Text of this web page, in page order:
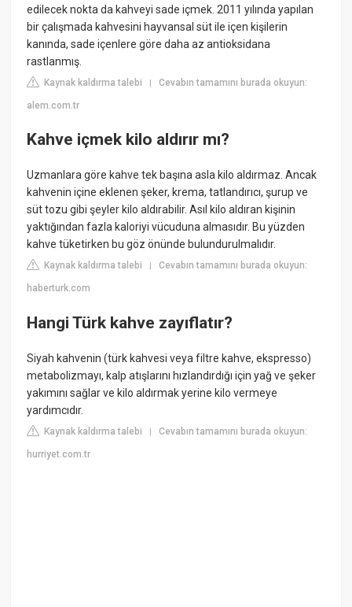
edilecek nokta da kahveyi sade içmek. 2011 yılında yapılan
bir çalışmada kahvesini hayvansal süt ile içen kişilerin
kanında, sade içenlere göre daha az antioksidana
rastlanmış.
Kaynak kaldırma talebi |Cevabın tamamını burada okuyun:
alem.com.tr
Kahve içmek kilo aldırır mı?
Uzmanlara göre kahve tek başına asla kilo aldırmaz. Ancak
kahvenin içine eklenen şeker, krema, tatlandırıcı, şurup ve
süt tozu gibi şeyler kilo aldırabilir. Asıl kilo aldıran kişinin
yaktığından fazla kaloriyi vücuduna almasıdır. Bu yüzden
kahve tüketirken bu göz önünde bulundurulmalıdır.
Kaynak kaldırma talebi |Cevabın tamamını burada okuyun:
haberturk.com
Hangi Türk kahve zayıflatır?
Siyah kahvenin (türk kahvesi veya filtre kahve, ekspresso)
metabolizmayı, kalp atışlarını hızlandırdığı için yağ ve şeker
yakımını sağlar ve kilo aldırmak yerine kilo vermeye
yardımcıdır.
Kaynak kaldırma talebi |Cevabın tamamını burada okuyun:
hurriyet.com.tr